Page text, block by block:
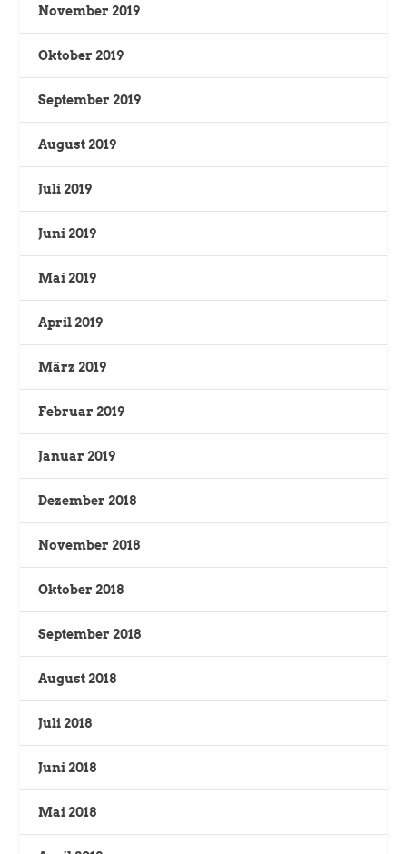
November 2019
Oktober 2019
September 2019
August 2019
Juli 2019
Juni 2019
Mai 2019
April 2019
März 2019
Februar 2019
Januar 2019
Dezember 2018
November 2018
Oktober 2018
September 2018
August 2018
Juli 2018
Juni 2018
Mai 2018